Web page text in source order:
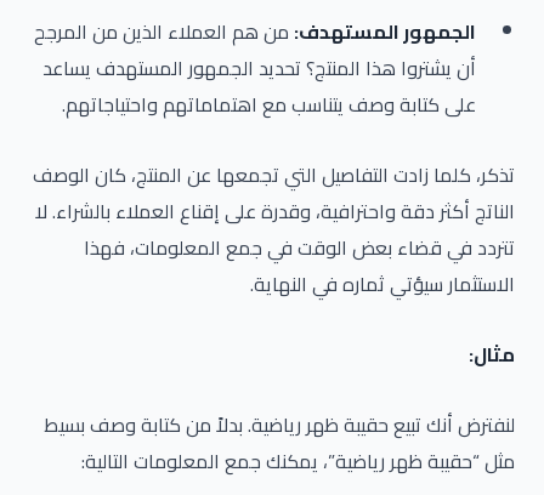
الجمهور المستهدف: من هم العملاء الذين من المرجح
أن يشتروا هذا المنتج؟ تحديد الجمهور المستهدف يساعد
على كتابة وصف يتناسب مع اهتماماتهم واحتياجاتهم.
تذكر، كلما زادت التفاصيل التي تجمعها عن المنتج، كان الوصف
الناتج أكثر دقة واحترافية، وقدرة على إقناع العملاء بالشراء. لا
تتردد في قضاء بعض الوقت في جمع المعلومات، فهذا
الاستثمار سيؤتي ثماره في النهاية.
مثال:
لنفترض أنك تبيع حقيبة ظهر رياضية. بدلاً من كتابة وصف بسيط
مثل “حقيبة ظهر رياضية”، يمكنك جمع المعلومات التالية: